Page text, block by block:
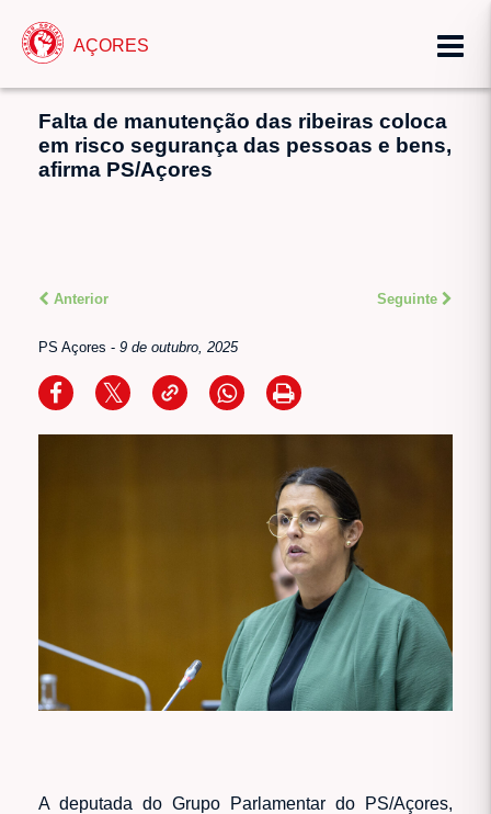
AÇORES
Falta de manutenção das ribeiras coloca
em risco segurança das pessoas e bens,
afirma PS/Açores
Anterior Seguinte
PS Açores - 9 de outubro, 2025
A deputada do Grupo Parlamentar do PS/Açores,